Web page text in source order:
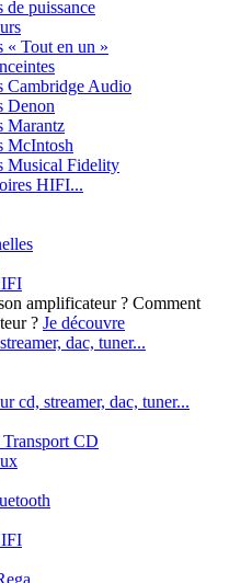
puissance
« Tout en un »
Cambridge Audio
Denon
Marantz
McIntosh
Musical Fidelity
HIFI...
Comment
? Je découvre
dac, tuner...
cd, streamer, dac, tuner...
CD